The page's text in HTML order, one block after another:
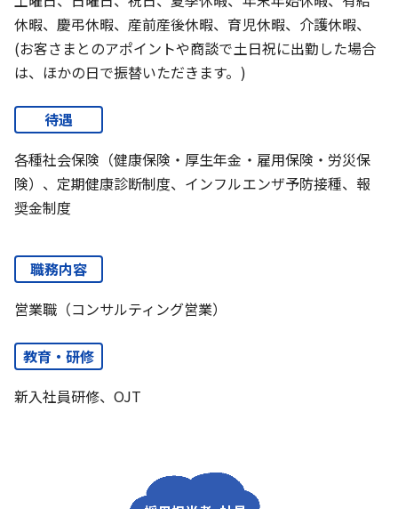
休暇、慶弔休暇、産前産後休暇、育児休暇、介護休暇、
(お客さまとのアポイントや商談で土日祝に出勤した場合
は、ほかの日で振替いただきます。)
待遇
各種社会保険（健康保険・厚生年金・雇用保険・労災保
険）、定期健康診断制度、インフルエンザ予防接種、報
奨金制度
職務内容
営業職（コンサルティング営業）
教育・研修
新入社員研修、OJT